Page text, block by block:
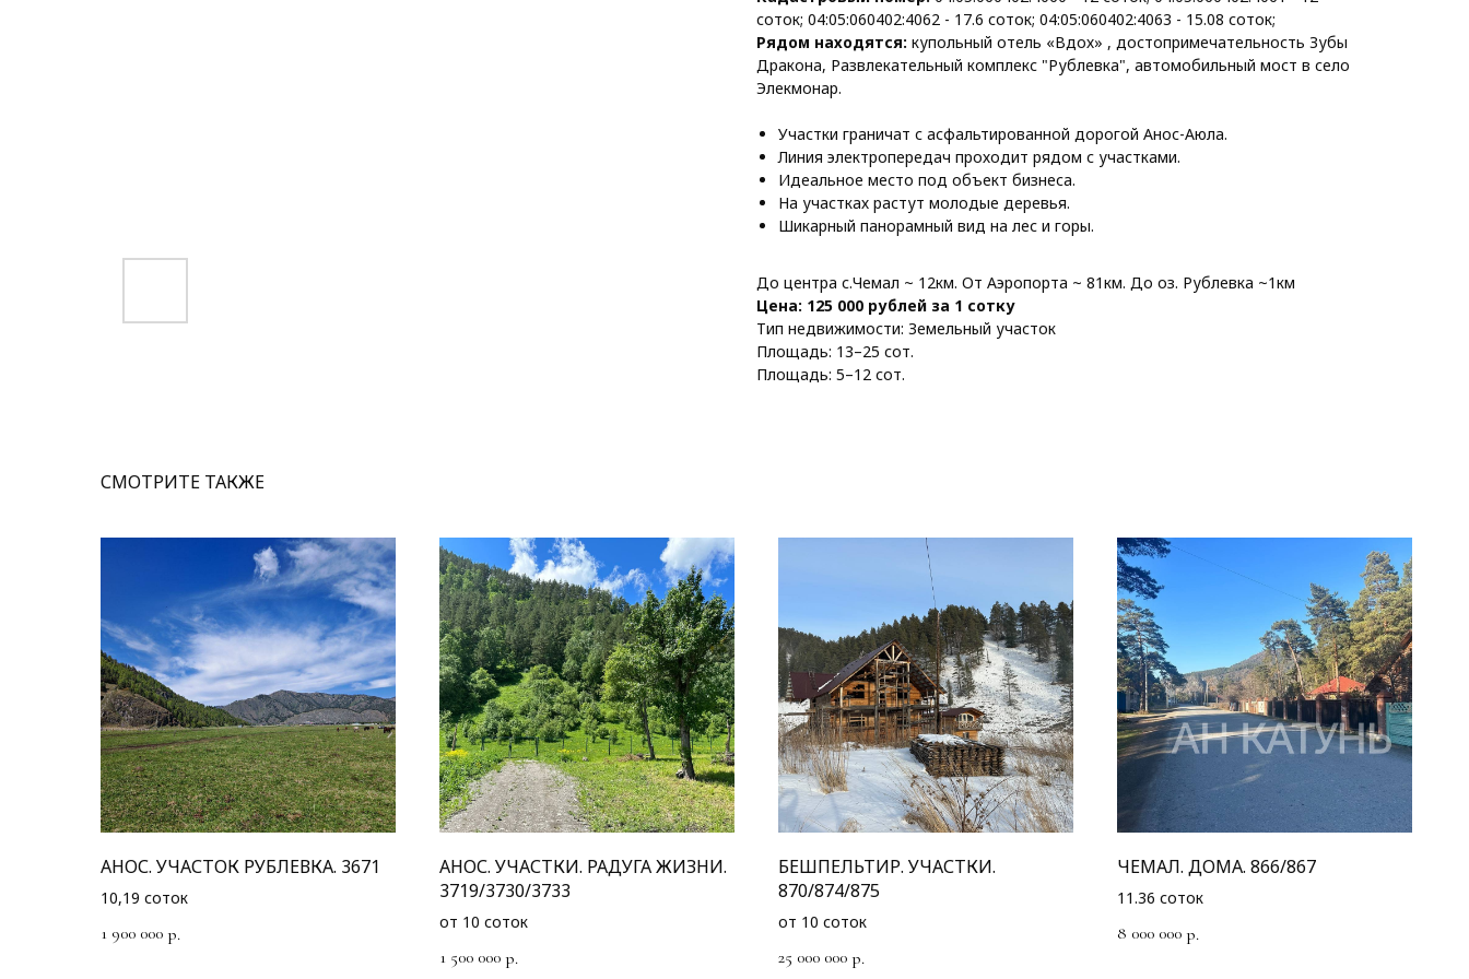
соток; 04:05:060402:4062 - 17.6 соток; 04:05:060402:4063 - 15.08 соток;
Рядом находятся: купольный отель «Вдох» , достопримечательность Зубы
Дракона, Развлекательный комплекс "Рублевка", автомобильный мост в село
Элекмонар.
Участки граничат с асфальтированной дорогой Анос-Аюла.
Линия электропередач проходит рядом с участками.
Идеальное место под объект бизнеса.
На участках растут молодые деревья.
Шикарный панорамный вид на лес и горы.
До центра с.Чемал ~ 12км. От Аэропорта ~ 81км. До оз. Рублевка ~1км
Цена: 125 000 рублей за 1 сотку
Тип недвижимости: Земельный участок
Площадь: 13–25 сот.
Площадь: 5–12 сот.
СМОТРИТЕ ТАКЖЕ
АНОС. УЧАСТОК РУБЛЕВКА. 3671
10,19 соток
1 900 000 р.
АНОС. УЧАСТКИ. РАДУГА ЖИЗНИ.
3719/3730/3733
от 10 соток
1 500 000 р.
БЕШПЕЛЬТИР. УЧАСТКИ.
870/874/875
от 10 соток
25 000 000 р.
ЧЕМАЛ. ДОМА. 866/867
11.36 соток
8 000 000 р.